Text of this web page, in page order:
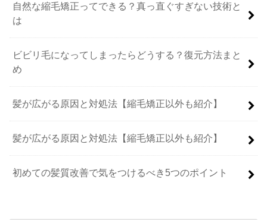
自然な縮毛矯正ってできる？真っ直ぐすぎない技術と
は
ビビリ毛になってしまったらどうする？復元方法まと
め
髪が広がる原因と対処法【縮毛矯正以外も紹介】
髪が広がる原因と対処法【縮毛矯正以外も紹介】
初めての髪質改善で気をつけるべき5つのポイント